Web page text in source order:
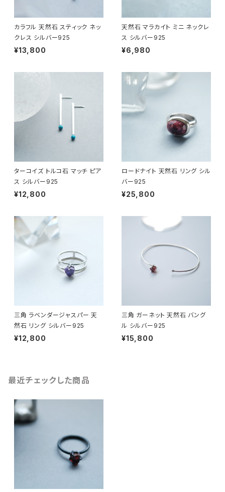
カラフル 天然石 スティック ネッ
クレス シルバー925
¥13,800
天然石 マラカイト ミニ ネックレ
ス シルバー925
¥6,980
ターコイズ トルコ石 マッチ ピア
ス シルバー925
¥12,800
ロードナイト 天然石 リング シル
バー925
¥25,800
三角 ラベンダージャスパー 天
然石 リング シルバー925
¥12,800
三角 ガーネット 天然石 バング
ル シルバー925
¥15,800
最近チェックした商品